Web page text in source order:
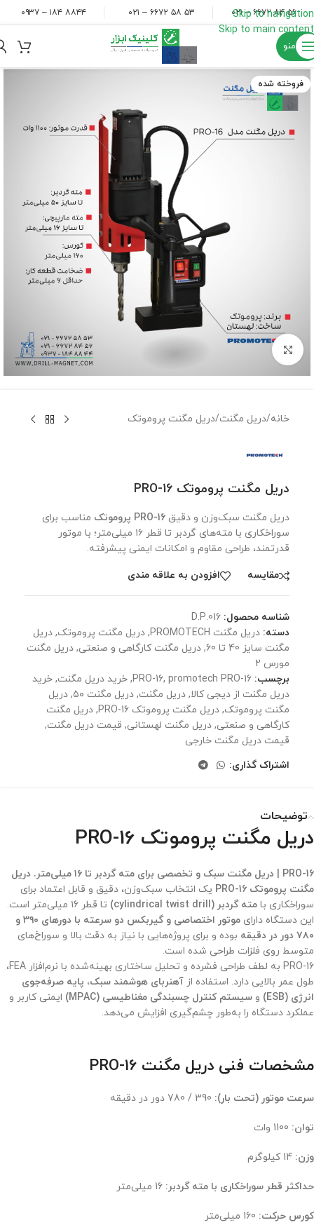
Skip to navigation
Skip to main content
۵۶ ۸۴ ۶۶۷۲ – ۰۲۱ ۵۳ ۵۸ ۶۶۷۲ – ۰۲۱ ۸۸۴۴ ۱۸۴ – ۰۹۳۷
منو
فروخته شده
برای بزرگنمایی کلیک کنید
خانه/دریل مگنت/دریل مگنت پروموتک
دریل مگنت پروموتک PRO-16
دریل مگنت سبک‌وزن و دقیق PRO-16 پروموتک
مناسب برای
سوراخکاری با مته‌های گردبر تا قطر ۱۶ میلی‌متر؛ با موتور
قدرتمند، طراحی مقاوم و امکانات ایمنی پیشرفته.
مقايسه افزودن به علاقه مندی
شناسه محصول: D.P.016
دسته: دریل مگنت PROMOTECH , دریل مگنت پروموتک, دریل
مگنت سایز 40 تا 60
, دریل مگنت کارگاهی و صنعتی, دریل مگنت
مورس 2
برچسب:
PRO-16, promotech PRO-16
, خرید دریل مگنت, خرید
دریل مگنت از دیجی کالا, دریل مگنت, دریل مگنت ۵۰ , دریل
مگنت پروموتک, دریل مگنت پروموتک PRO-16 , دریل مگنت
کارگاهی و صنعتی, دریل مگنت لهستانی, قیمت دریل مگنت,
قیمت دریل مگنت خارجی
اشتراک گذاری:
توضیحات
دریل مگنت پروموتک PRO-16
PRO-16 | دریل مگنت سبک و تخصصی برای مته گردبر تا ۱۶ میلی‌متر. دریل
مگنت پروموتک PRO-16
یک انتخاب سبک‌وزن، دقیق و قابل اعتماد برای
سوراخکاری با مته گردبر (cylindrical twist drill)
تا قطر ۱۶ میلی‌متر است.
این دستگاه دارای
موتور اختصاصی و گیربکس دو سرعته با دورهای ۳۹۰ و
۷۸۰ دور در دقیقه
بوده و برای پروژه‌هایی با نیاز به دقت بالا و سوراخ‌های
متوسط روی فلزات طراحی شده است.
PRO-16 به لطف طراحی فشرده و تحلیل ساختاری بهینه‌شده با نرم‌افزار FEA،
طول عمر بالایی دارد. استفاده از آهنربای هوشمند سبک، پایه صرفه‌جوی
انرژی (ESB)
و سیستم کنترل چسبندگی مغناطیسی (MPAC)
ایمنی کاربر و
عملکرد دستگاه را به‌طور چشم‌گیری افزایش می‌دهد.
مشخصات فنی دریل مگنت PRO-16
سرعت موتور (تحت بار):
توان:
وزن:
حداکثر قطر سوراخکاری با مته گردبر:
کورس حرکت: